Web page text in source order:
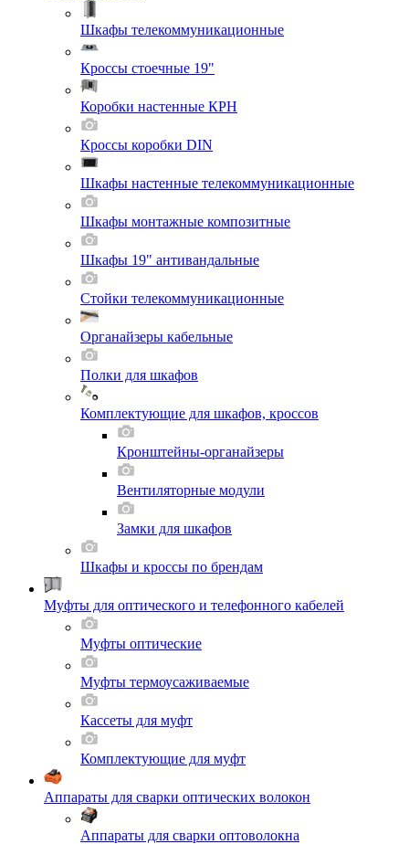
Шкафы телекоммуникационные
Кроссы стоечные 19"
Коробки настенные КРН
Кроссы коробки DIN
Шкафы настенные телекоммуникационные
Шкафы монтажные композитные
Шкафы 19" антивандальные
Стойки телекоммуникационные
Органайзеры кабельные
Полки для шкафов
Комплектующие для шкафов, кроссов
Кронштейны-органайзеры
Вентиляторные модули
Замки для шкафов
Шкафы и кроссы по брендам
Муфты для оптического и телефонного кабелей
Муфты оптические
Муфты термоусаживаемые
Кассеты для муфт
Комплектующие для муфт
Аппараты для сварки оптических волокон
Аппараты для сварки оптоволокна